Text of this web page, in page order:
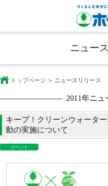
ニュー
トップページ ニュースリリース
2011年ニュ
キープ！クリーンウォータ
動の実施について
イベント